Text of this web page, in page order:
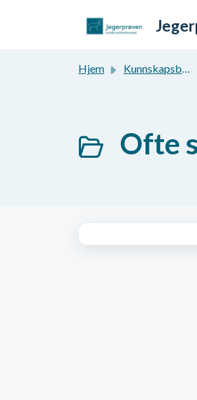
Hjem Kunnskapsbase
Ofte